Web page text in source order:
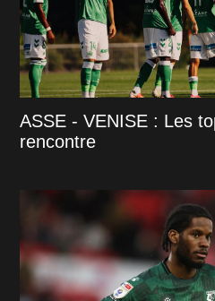
ASSE - VENISE : Les
rencontre